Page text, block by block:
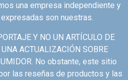
una empresa independiente y
son nuestras.
Y NO UN ARTÍCULO DE
ACTUALIZACIÓN SOBRE
No obstante, este sitio
las reseñas de productos y las